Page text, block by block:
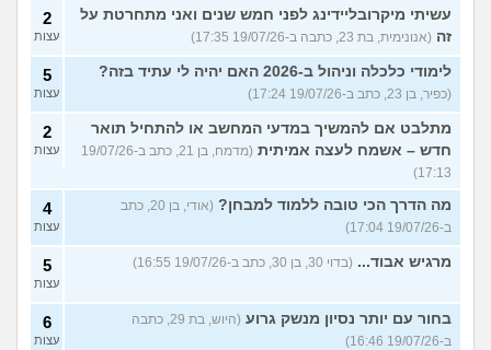
עשיתי מיקרובליידינג לפני חמש שנים ואני מתחרטת על
זה (אנונימית, בת 23, כתבה ב-19/07/26 17:35)
2
עצות
לימודי כלכלה וניהול ב-2026 האם יהיה לי עתיד בזה?
(כפיר, בן 23, כתב ב-19/07/26 17:24)
5
עצות
מתלבט אם להמשיך במדעי המחשב או להתחיל תואר
חדש – אשמח לעצה אמיתית
(מדמח, בן 21, כתב ב-19/07/26
17:13)
2
עצות
מה הדרך הכי טובה ללמוד למבחן?
(אודי, בן 20, כתב
ב-19/07/26 17:04)
4
עצות
מרגיש אבוד... (בדוי 30, בן 30, כתב ב-19/07/26 16:55) 5
עצות
בחור עם יותר נסיון מנשק גרוע
(היוש, בת 29, כתבה
ב-19/07/26 16:46)
6
עצות